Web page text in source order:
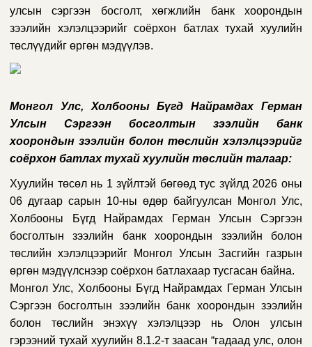
улсын сэргээн босголт, хөгжлийн банк хоорондын
зээлийн хэлэлцээрийг соёрхон батлах тухай хуулийн
төслүүдийг өргөн мэдүүлэв.
Монгол Улс, Холбооны Бүгд Найрамдах Герман
Улсын Сэргээн босголтын зээлийн банк
хоорондын зээлийн болон төслийн хэлэлцээрийг
соёрхон батлах тухай хуулийн төслийн талаар:
Хуулийн төсөл нь 1 зүйлтэй бөгөөд тус зүйлд 2026 оны
06 дугаар сарын 10-ны өдөр байгуулсан Монгол Улс,
Холбооны Бүгд Найрамдах Герман Улсын Сэргээн
босголтын зээлийн банк хоорондын зээлийн болон
төслийн хэлэлцээрийг Монгол Улсын Засгийн газрын
өргөн мэдүүлснээр соёрхон батлахаар тусгасан байна.
Монгол Улс, Холбооны Бүгд Найрамдах Герман Улсын
Сэргээн босголтын зээлийн банк хоорондын зээлийн
болон төслийн энэхүүхэлэлцээр нь Олон улсын
гэрээний тухай хуулийн 8.1.2-т заасан “гадаад улс, олон